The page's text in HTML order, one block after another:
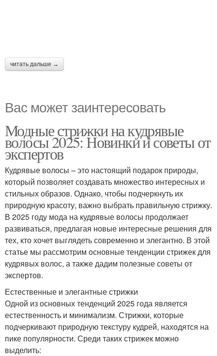
читать дальше →
Вас может заинтересовать
Модные стрижки на кудрявые
волосы 2025: Новинки и советы от
экспертов
Кудрявые волосы – это настоящий подарок природы,
который позволяет создавать множество интересных и
стильных образов. Однако, чтобы подчеркнуть их
природную красоту, важно выбрать правильную стрижку.
В 2025 году мода на кудрявые волосы продолжает
развиваться, предлагая новые интересные решения для
тех, кто хочет выглядеть современно и элегантно. В этой
статье мы рассмотрим основные тенденции стрижек для
кудрявых волос, а также дадим полезные советы от
экспертов.
Естественные и элегантные стрижки
Одной из основных тенденций 2025 года является
естественность и минимализм. Стрижки, которые
подчеркивают природную текстуру кудрей, находятся на
пике популярности. Среди таких стрижек можно
выделить: